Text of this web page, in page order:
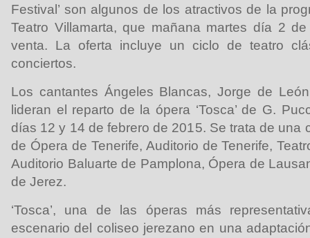
Festival’ son algunos de los atractivos de la
Teatro Villamarta, que mañana martes día 2
venta. La oferta incluye un ciclo de teatro
conciertos.
Los cantantes Ángeles Blancas, Jorge de
lideran el reparto de la ópera ‘Tosca’ de G.
días 12 y 14 de febrero de 2015. Se trata de una
de Ópera de Tenerife, Auditorio de Tenerife,
Auditorio Baluarte de Pamplona, Ópera de
de Jerez.
‘Tosca’, una de las óperas más
escenario del coliseo jerezano en una